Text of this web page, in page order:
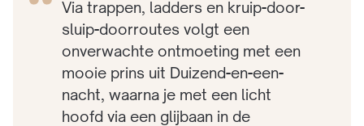
Via trappen, ladders en kruip-door-
sluip-doorroutes volgt een
onverwachte ontmoeting met een
mooie prins uit Duizend-en-een-
nacht, waarna je met een licht
hoofd via een glijbaan in de